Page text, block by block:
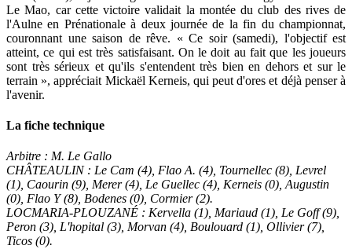
Le Mao, car cette victoire validait la montée du club des rives de
l'Aulne en Prénationale à deux journée de la fin du championnat,
couronnant une saison de rêve. « Ce soir (samedi), l'objectif est
atteint, ce qui est très satisfaisant. On le doit au fait que les joueurs
sont très sérieux et qu'ils s'entendent très bien en dehors et sur le
terrain », appréciait Mickaël Kerneis, qui peut d'ores et déjà penser à
l'avenir.
La fiche technique
Arbitre : M. Le Gallo
CHÂTEAULIN : Le Cam (4), Flao A. (4), Tournellec (8), Levrel
(1), Caourin (9), Merer (4), Le Guellec (4), Kerneis (0), Augustin
(0), Flao Y (8), Bodenes (0), Cormier (2).
LOCMARIA-PLOUZANÉ : Kervella (1), Mariaud (1), Le Goff (9),
Peron (3), L'hopital (3), Morvan (4), Boulouard (1), Ollivier (7),
Ticos (0).